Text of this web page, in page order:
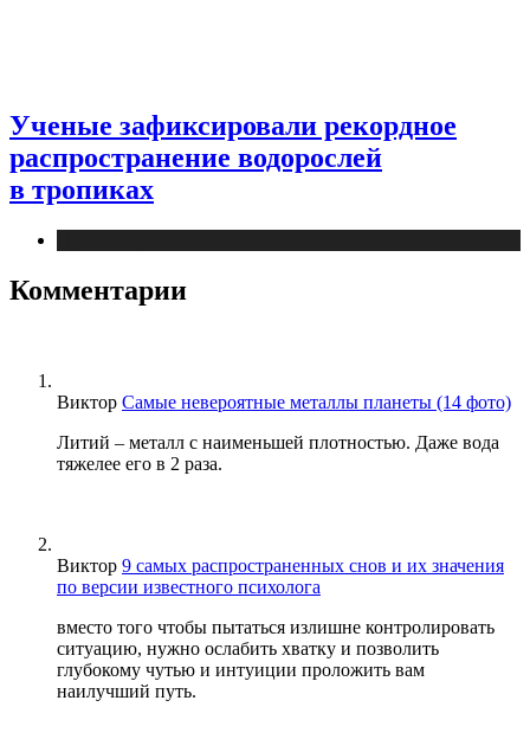
Ученые зафиксировали рекордное
распространение водорослей
в тропиках
Комментарии
Виктор Самые невероятные металлы планеты (14 фото)
Литий – металл с наименьшей плотностью. Даже вода
тяжелее его в 2 раза.
Виктор 9 самых распространенных снов и их значения
по версии известного психолога
вместо того чтобы пытаться излишне контролировать
ситуацию, нужно ослабить хватку и позволить
глубокому чутью и интуиции проложить вам
наилучший путь.